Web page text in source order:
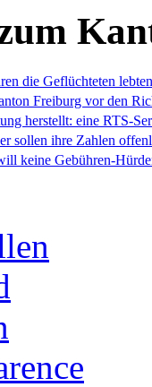
die Geflüchteten lebten
Freiburg vor den
herstellt: eine RTS-
sollen ihre Zahlen
keine Gebühren-